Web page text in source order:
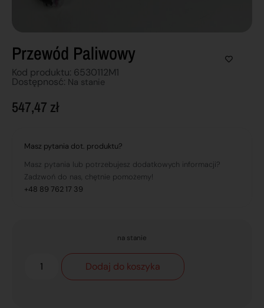
Przewód Paliwowy
Kod produktu: 6530112M1
Dostępnosć: Na stanie
547,47 zł
Masz pytania dot. produktu?
Masz pytania lub potrzebujesz dodatkowych informacji?
Zadzwoń do nas, chętnie pomożemy!
+48 89 762 17 39
na stanie
Dodaj do koszyka